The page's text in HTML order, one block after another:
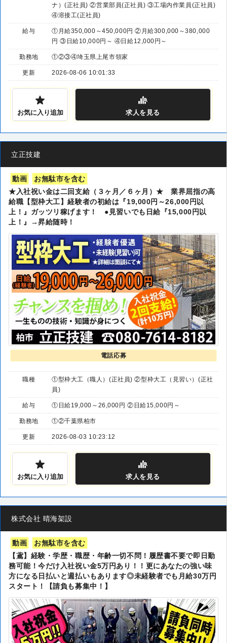
ナ）(正社員) ②営業部員(正社員) ③工場内作業員(正社員)
④溶接工(正社員)
給与
①月給350,000～450,000円 ②月給300,000～380,000
円 ③日給10,000円～ ④日給12,000円～
勤務地 ①②③④埼玉県上尾市領家
更新 2026-08-06 10:01:33
お気に入り追加 求人 を見る
立正技建
動画
お無駄市を含む
★入社祝い金は二回支給（３ヶ月／６ヶ月）★ 業界屈指の高
給職【型枠大工】経験者の初給は『19,000円～26,000円以
上！』ガッツリ稼げます！ ●見習いでも日給『15,000円以
上！』→昇給随時！
電話応募
職種
①型枠大工（職人）(正社員) ②型枠大工（見習い）(正社
員)
給与 ①日給19,000～26,000円 ②日給15,000円～
勤務地 ①②千葉県柏市
更新 2026-08-03 10:23:12
お気に入り追加 求人 を見る
株式会社 晴海架設
動画
お無駄市を含む
【鳶】経験・学歴・職歴・年齢一切不問！履歴書不要で即日勤
務可能！今だけ入社祝い金5万円あり！！更にあなたの強い味
方になる日払いと週払いもあります◎未経験者でも月給30万円
スタート！【請負も募集中！】